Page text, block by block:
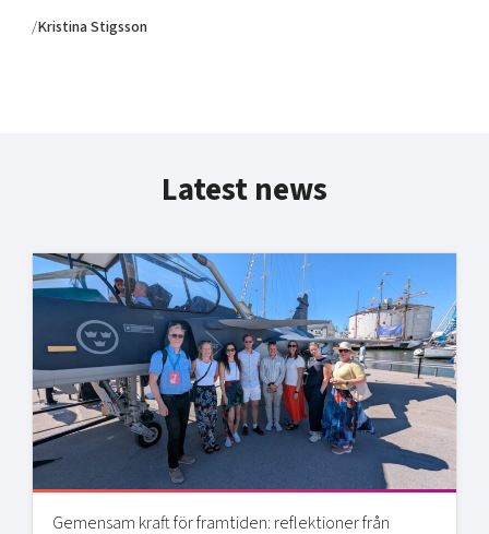
/Kristina Stigsson
Latest news
Gemensam kraft för framtiden: reflektioner från